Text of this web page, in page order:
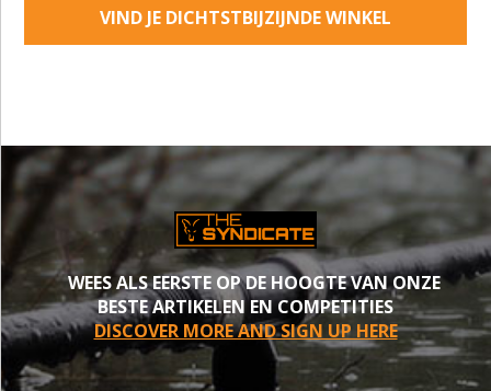
VIND JE DICHTSTBIJZIJNDE WINKEL
WEES ALS EERSTE OP DE HOOGTE VAN ONZE
BESTE ARTIKELEN EN COMPETITIES
DISCOVER MORE AND SIGN UP HERE